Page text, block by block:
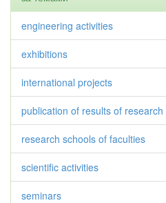
engineering activities
exhibitions
international projects
publication of results of research
research schools of faculties
scientific activities
seminars